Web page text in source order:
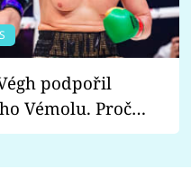
Vémolu. Proč
zápasit s ním než